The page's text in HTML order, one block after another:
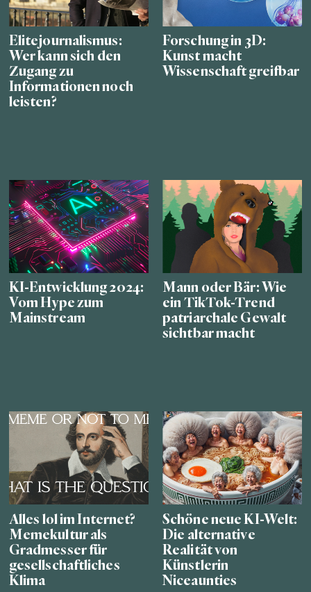
Elitejournalismus:
Wer kann sich den
Zugang zu
Informationen noch
leisten?
Forschung in 3D:
Kunst macht
Wissenschaft greifbar
KI-Entwicklung 2024:
Vom Hype zum
Mainstream
Mann oder Bär: Wie
ein TikTok-Trend
patriarchale Gewalt
sichtbar macht
Alles lol im Internet?
Memekultur als
Gradmesser für
gesellschaftliches
Klima
Schöne neue KI-Welt:
Die alternative
Realität von
Künstlerin
Niceaunties